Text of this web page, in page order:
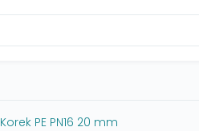
Korek PE PN16 20 mm